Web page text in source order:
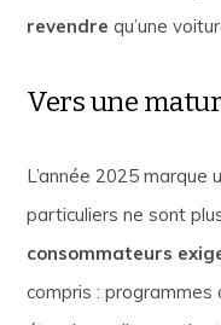
revendre qu’une
Vers une
L’année 2025 marque
particuliers ne sont
consommateurs
compris :